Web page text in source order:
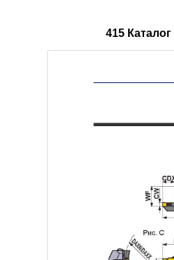
415